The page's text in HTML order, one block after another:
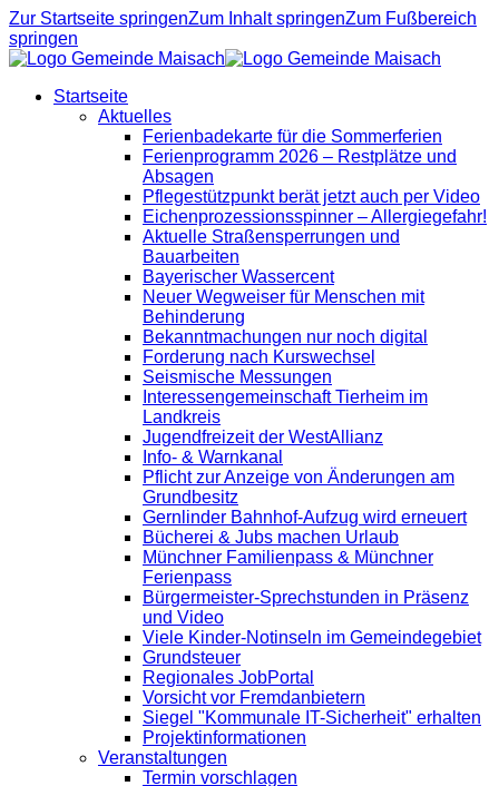
Zur Startseite springenZum Inhalt springenZum Fußbereich
springen
Startseite
Aktuelles
Ferienbadekarte für die Sommerferien
Ferienprogramm 2026 – Restplätze und
Absagen
Pflegestützpunkt berät jetzt auch per Video
Eichenprozessionsspinner – Allergiegefahr!
Aktuelle Straßensperrungen und
Bauarbeiten
Bayerischer Wassercent
Neuer Wegweiser für Menschen mit
Behinderung
Bekanntmachungen nur noch digital
Forderung nach Kurswechsel
Seismische Messungen
Interessengemeinschaft Tierheim im
Landkreis
Jugendfreizeit der WestAllianz
Info- & Warnkanal
Pflicht zur Anzeige von Änderungen am
Grundbesitz
Gernlinder Bahnhof-Aufzug wird erneuert
Bücherei & Jubs machen Urlaub
Münchner Familienpass & Münchner
Ferienpass
Bürgermeister-Sprechstunden in Präsenz
und Video
Viele Kinder-Notinseln im Gemeindegebiet
Grundsteuer
Regionales JobPortal
Vorsicht vor Fremdanbietern
Siegel "Kommunale IT-Sicherheit" erhalten
Projektinformationen
Veranstaltungen
Termin vorschlagen